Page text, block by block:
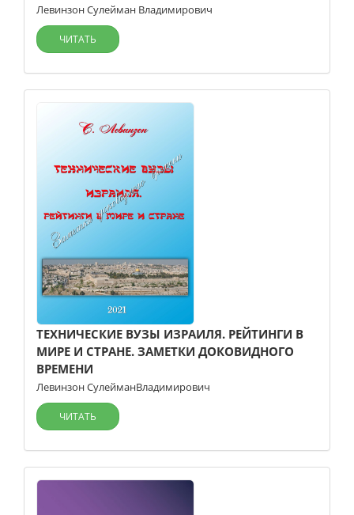
Левинзон Сулейман Владимирович
ЧИТАТЬ
ТЕХНИЧЕСКИЕ ВУЗЫ ИЗРАИЛЯ. РЕЙТИНГИ В
МИРЕ И СТРАНЕ. ЗАМЕТКИ ДОКОВИДНОГО
ВРЕМЕНИ
Левинзон СулейманВладимирович
ЧИТАТЬ